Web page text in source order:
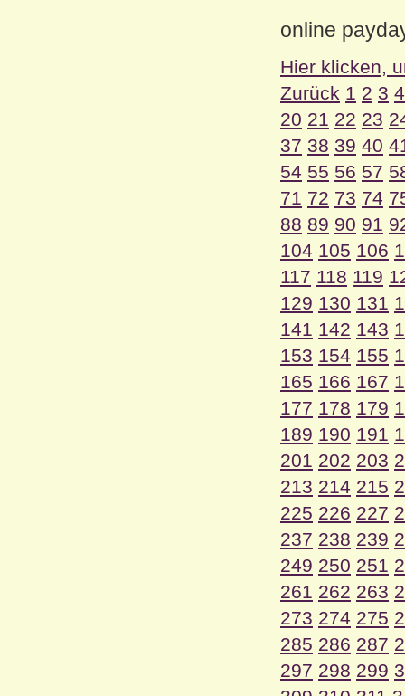
online
Hier klicken,
Zurück 1 2 3 4
20 21 22 23
37 38 39 40
54 55 56 57
71 72 73 74
88 89 90 91
104 105 106
117 118 119
129 130 131
141 142 143
153 154 155
165 166 167
177 178 179
189 190 191
201 202 203
213 214 215
225 226 227
237 238 239
249 250 251
261 262 263
273 274 275
285 286 287
297 298 299